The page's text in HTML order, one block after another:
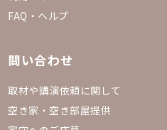
FAQ・ヘルプ
問い合わせ
取材や講演依頼に関して
空き家・空き部屋提供